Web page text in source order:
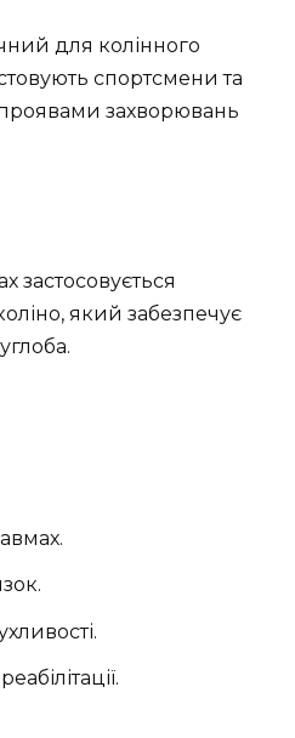
для колінного
спортсмени та
захворювань
застосовується
який забезпечує